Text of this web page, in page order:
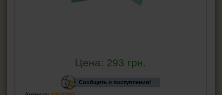
Цена: 293 грн.
Сообщить о поступлении!